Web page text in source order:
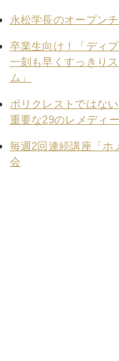
永松学長のオープン
卒業生向け！「ディ
一刻も早くすっきり
ム」
ポリクレストではな
重要な29のレメディ
毎週2回連続講座「ホ
会